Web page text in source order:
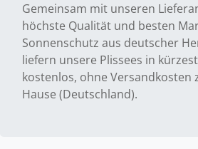
Gemeinsam mit unseren
höchste Qualität und besten
Sonnenschutz aus deutscher
liefern unsere Plissees in
kostenlos, ohne Versandkosten
Hause (Deutschland).